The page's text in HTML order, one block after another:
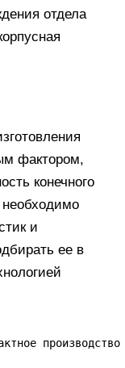
отдела
фактором,
конечного
необходимо
и
ее в